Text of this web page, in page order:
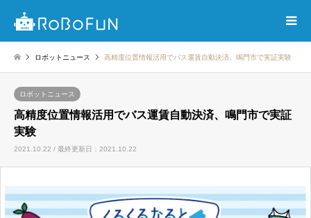
ロボットニュース 高精度位置情報活用でバス運賃自動決済、鳴門市で実証実験
ロボットニュース
高精度位置情報活用でバス運賃自動決済、鳴門市で実証
実験
2021.10.22 / 最終更新日：2021.10.22